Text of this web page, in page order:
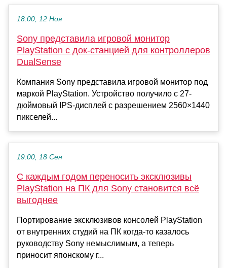
18:00, 12 Ноя
Sony представила игровой монитор
PlayStation с док-станцией для контроллеров
DualSense
Компания Sony представила игровой монитор под
маркой PlayStation. Устройство получило с 27-
дюймовый IPS-дисплей с разрешением 2560×1440
пикселей...
19:00, 18 Сен
С каждым годом переносить эксклюзивы
PlayStation на ПК для Sony становится всё
выгоднее
Портирование эксклюзивов консолей PlayStation
от внутренних студий на ПК когда-то казалось
руководству Sony немыслимым, а теперь
приносит японскому г...